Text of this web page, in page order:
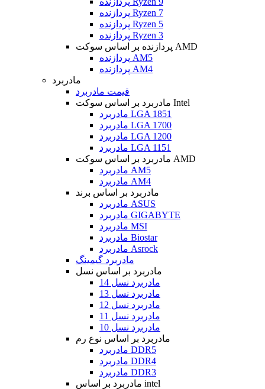
پردازنده Ryzen 7
پردازنده Ryzen 5
پردازنده Ryzen 3
پردازنده بر اساس سوکت AMD
پردازنده AM5
پردازنده AM4
مادربرد
قیمت مادربرد
مادربرد بر اساس سوکت Intel
مادربرد LGA 1851
مادربرد LGA 1700
مادربرد LGA 1200
مادربرد LGA 1151
مادربرد بر اساس سوکت AMD
مادربرد AM5
مادربرد AM4
مادربرد بر اساس برند
مادربرد ASUS
مادربرد GIGABYTE
مادربرد MSI
مادربرد Biostar
مادربرد Asrock
مادربرد گیمینگ
مادربرد بر اساس نسل
مادربرد نسل 14
مادربرد نسل 13
مادربرد نسل 12
مادربرد نسل 11
مادربرد نسل 10
مادربرد بر اساس نوع رم
مادربرد DDR5
مادربرد DDR4
مادربرد DDR3
مادربرد بر اساس intel